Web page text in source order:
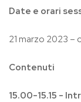
Date e orari
21 marzo 2023 –
Contenuti
15.00-15.15 -